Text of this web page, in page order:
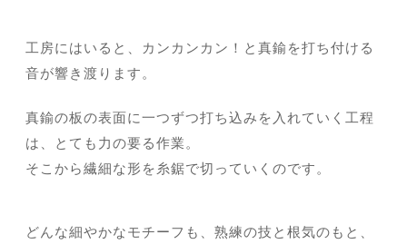
工房にはいると、カンカンカン！と真鍮を打ち付ける
音が響き渡ります。
真鍮の板の表面に一つずつ打ち込みを入れていく工程
は、とても力の要る作業。
そこから繊細な形を糸鋸で切っていくのです。
どんな細やかなモチーフも、熟練の技と根気のもと、